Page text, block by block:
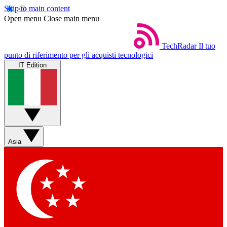
Skip to main content
Open menu Close main menu
TechRadar Il tuo
punto di riferimento per gli acquisti tecnologici
IT Edition
Asia